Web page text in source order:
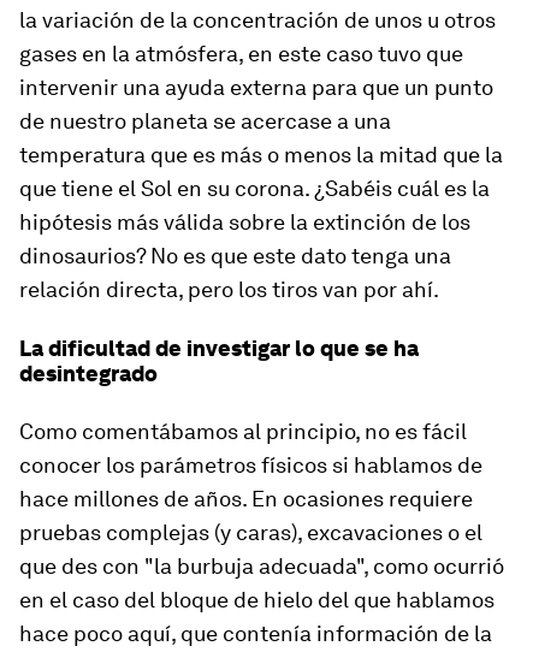
la variación de la concentración de unos u otros
gases en la atmósfera, en este caso tuvo que
intervenir una ayuda externa para que un punto
de nuestro planeta se acercase a una
temperatura que es más o menos la mitad que la
que tiene el Sol en su corona. ¿Sabéis cuál es la
hipótesis más válida sobre la extinción de los
dinosaurios? No es que este dato tenga una
relación directa, pero los tiros van por ahí.
La dificultad de investigar lo que se ha
desintegrado
Como comentábamos al principio, no es fácil
conocer los parámetros físicos si hablamos de
hace millones de años. En ocasiones requiere
pruebas complejas (y caras), excavaciones o el
que des con "la burbuja adecuada", como ocurrió
en el caso del bloque de hielo del que hablamos
hace poco aquí, que contenía información de la